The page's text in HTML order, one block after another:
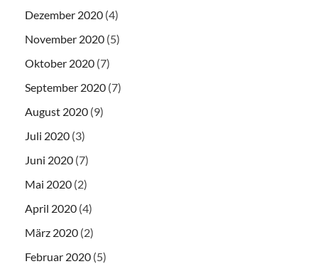
Dezember 2020 (4)
November 2020 (5)
Oktober 2020 (7)
September 2020 (7)
August 2020 (9)
Juli 2020 (3)
Juni 2020 (7)
Mai 2020 (2)
April 2020 (4)
März 2020 (2)
Februar 2020 (5)